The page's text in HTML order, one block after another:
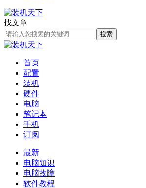
找文章
搜索
首页
配置
装机
硬件
电脑
笔记本
手机
订阅
最新
电脑知识
电脑故障
软件教程